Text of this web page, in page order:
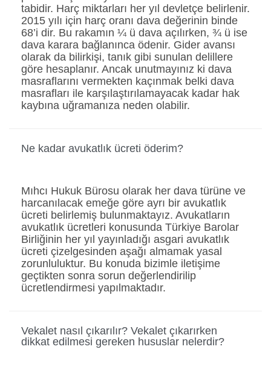
tabidir. Harç miktarları her yıl devletçe belirlenir.
2015 yılı için harç oranı dava değerinin binde
68’i dir. Bu rakamın ¼ ü dava açılırken, ¾ ü ise
dava karara bağlanınca ödenir. Gider avansı
olarak da bilirkişi, tanık gibi sunulan delillere
göre hesaplanır. Ancak unutmayınız ki dava
masraflarını vermekten kaçınmak belki dava
masrafları ile karşılaştırılamayacak kadar hak
kaybına uğramanıza neden olabilir.
Ne kadar avukatlık ücreti öderim?
Mıhcı Hukuk Bürosu olarak her dava türüne ve
harcanılacak emeğe göre ayrı bir avukatlık
ücreti belirlemiş bulunmaktayız. Avukatların
avukatlık ücretleri konusunda Türkiye Barolar
Birliğinin her yıl yayınladığı asgari avukatlık
ücreti çizelgesinden aşağı almamak yasal
zorunluluktur. Bu konuda bizimle iletişime
geçtikten sonra sorun değerlendirilip
ücretlendirmesi yapılmaktadır.
Vekalet nasıl çıkarılır? Vekalet çıkarırken
dikkat edilmesi gereken hususlar nelerdir?